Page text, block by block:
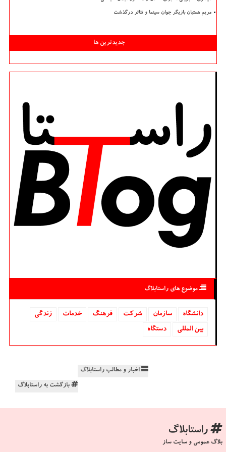
مریم همتیان بازیگر جوان سینما و تئاتر درگذشت
جدیدترین ها
موضوع های راستابلاگ
دانشگاه‌ سازمان شركت فرهنگ خدمات
زندگی
بین المللی
دستگاه
اخبار و مطالب راستابلاگ
بازگشت به راستابلاگ
راستابلاگ
بلاگ عمومی و سایت ساز